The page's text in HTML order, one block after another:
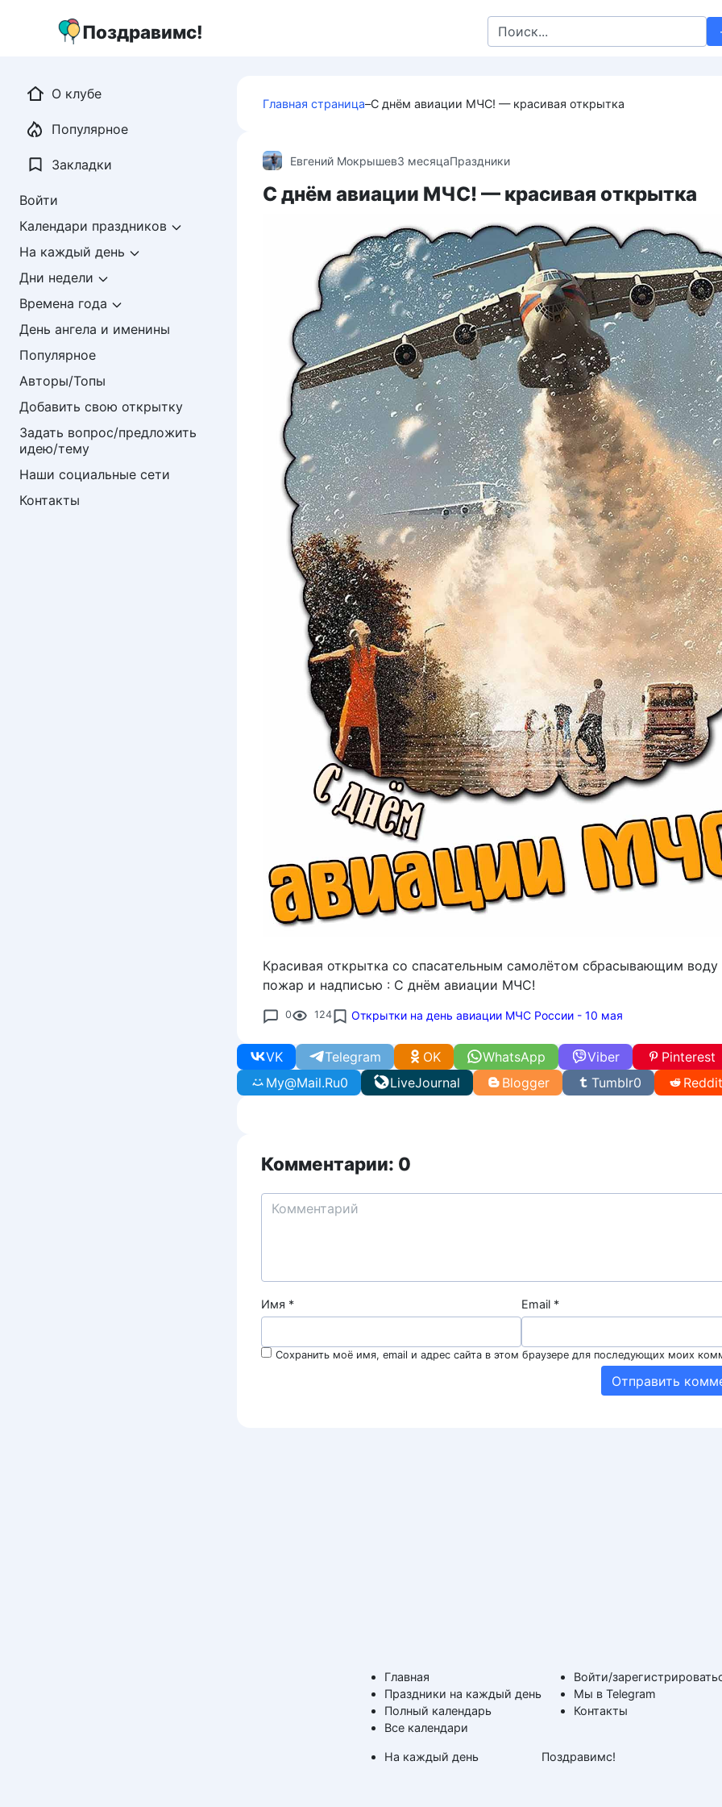
Поздравимс!
Search
for:
Главная страница–С днём авиации МЧС! — красивая открытка
Евгений Мокрышев3 месяцаПраздники
С днём авиации МЧС! — красивая открытка
Красивая открытка со спасательным самолётом сбрасывающим воду
пожар и надписью : С днём авиации МЧС!
0 124 Открытки на день авиации МЧС России - 10 мая
WhatsApp
VK Telegram Viber
OK
LiveJournal
My@Mail.Ru0 Tumblr0
Pinterest
Reddit
Blogger
Комментарии: 0
Имя * Email *
Сохранить моё имя, email и адрес сайта в этом браузере для последующих моих
О клубе
Популярное
Закладки
Войти
Календари праздников
На каждый день
Дни недели
Времена года
День ангела и именины
Популярное
Авторы/Топы
Добавить свою открытку
Задать вопрос/предложить
идею/тему
Наши социальные сети
Контакты
Главная
Праздники на каждый день
Полный календарь
Все календари
На каждый день
Войти/
Мы в Telegram
Контакты
Поздравимс!